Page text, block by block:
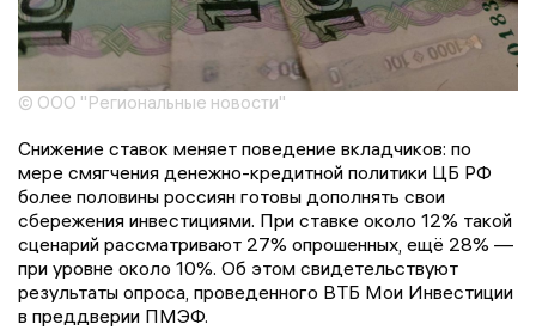
© ООО "Региональные новости"
Снижение ставок меняет поведение вкладчиков: по
мере смягчения денежно-кредитной политики ЦБ РФ
более половины россиян готовы дополнять свои
сбережения инвестициями. При ставке около 12% такой
сценарий рассматривают 27% опрошенных, ещё 28% —
при уровне около 10%. Об этом свидетельствуют
результаты опроса, проведенного ВТБ Мои Инвестиции
в преддверии ПМЭФ.